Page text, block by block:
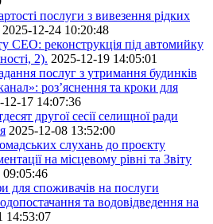
послуги з вивезення рідких
2025-12-24 10:20:48
СЕО: реконструкція під автомийку
2). 2025-12-19 14:05:01
послуг з утримання будинків
роз’яснення та кроки для
12-17 14:07:36
другої сесії селищної ради
2025-12-08 13:52:00
слухань до проєкту
на місцевому рівні та Звіту
09:05:46
для споживачів на послуги
та водовідведення на
14:53:07